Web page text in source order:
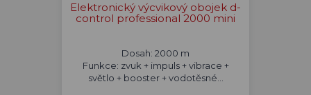
Elektronický výcvikový obojek d-
control professional 2000 mini
Dosah: 2000 m
Funkce: zvuk + impuls + vibrace +
světlo + booster + vodotěsné...